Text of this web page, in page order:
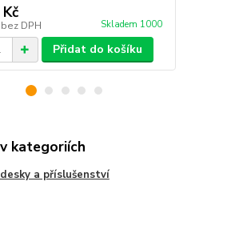
bez DPH Skladem 1000
Přidat do košíku
kategoriích
a příslušenství